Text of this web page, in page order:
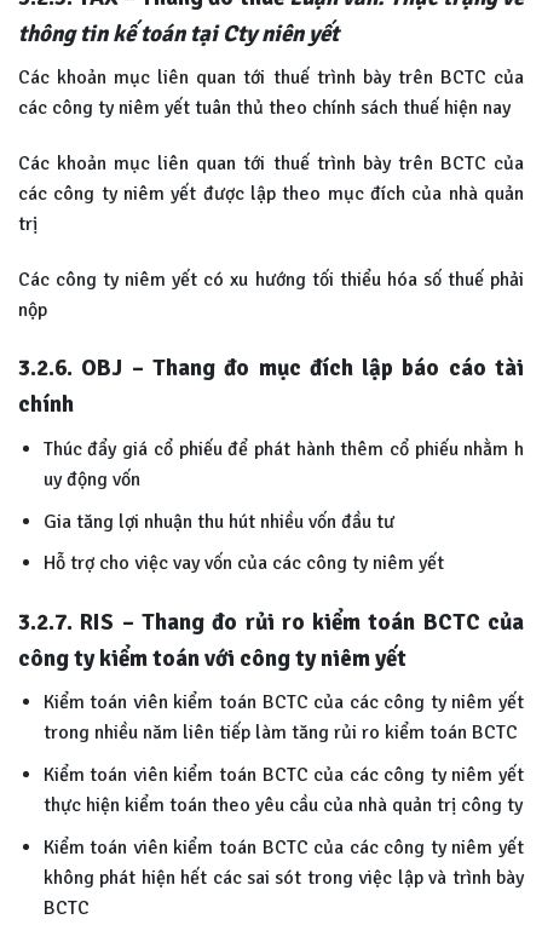
thông tin kế toán tại Cty niên yết
Các khoản mục liên quan tới thuế trình bày trên BCTC của
các công ty niêm yết tuân thủ theo chính sách thuế hiện nay
Các khoản mục liên quan tới thuế trình bày trên BCTC của
các công ty niêm yết được lập theo mục đích của nhà quản
trị
Các công ty niêm yết có xu hướng tối thiểu hóa số thuế phải
nộp
3.2.6. OBJ – Thang đo mục đích lập báo cáo tài
chính
Thúc đẩy giá cổ phiếu để phát hành thêm cổ phiếu nhằm h
uy động vốn
Gia tăng lợi nhuận thu hút nhiều vốn đầu tư
Hỗ trợ cho việc vay vốn của các công ty niêm yết
3.2.7. RIS – Thang đo rủi ro kiểm toán BCTC của
công ty kiểm toán với công ty niêm yết
Kiểm toán viên kiểm toán BCTC của các công ty niêm yết
trong nhiều năm liên tiếp làm tăng rủi ro kiểm toán BCTC
Kiểm toán viên kiểm toán BCTC của các công ty niêm yết
thực hiện kiểm toán theo yêu cầu của nhà quản trị công ty
Kiểm toán viên kiểm toán BCTC của các công ty niêm yết
không phát hiện hết các sai sót trong việc lập và trình bày
BCTC